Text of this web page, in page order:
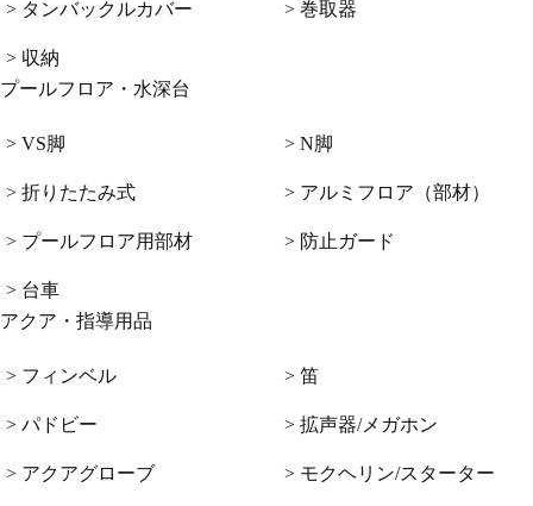
> タンバックルカバー
> 収納
> 巻取器
プールフロア・水深台
> VS脚
> 折りたたみ式
> プールフロア用部材
> 台車
> N脚
> アルミフロア（部材）
> 防止ガード
アクア・指導用品
> フィンベル
> パドビー
> アクアグローブ
> 笛
> 拡声器/メガホン
> モクヘリン/スターター